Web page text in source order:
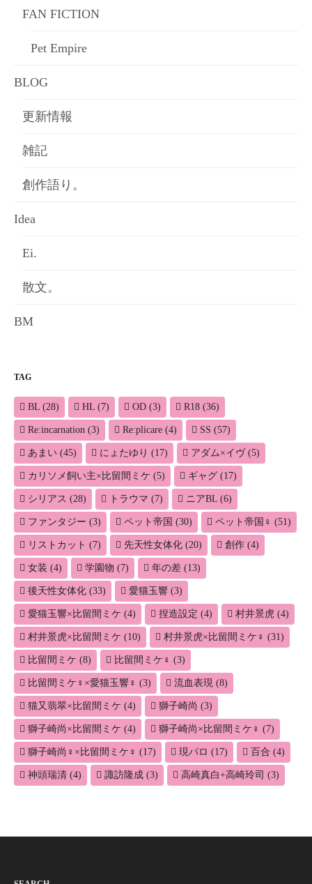
FAN FICTION
Pet Empire
BLOG
更新情報
雑記
創作語り。
Idea
Ei.
散文。
BM
TAG
BL (28) HL (7) OD (3) R18 (36)
Re:incarnation (3) Re:plicare (4) SS (57)
あまい (45) にょたゆり (17) アダム×イヴ(5)
カリソメ飼い主×比留間ミケ (5) ギャグ (17)
シリアス (28) トラウマ (7) ニアBL (6)
ファンタジー (3) ペット帝国 (30) ペット帝国♀ (51)
リストカット (7) 先天性女体化 (20) 創作 (4)
女装 (4) 学園物 (7) 年の差 (13)
後天性女体化 (33) 愛猫玉響 (3)
愛猫玉響×比留間ミケ (4) 捏造設定 (4) 村井景虎 (4)
村井景虎×比留間ミケ (10) 村井景虎×比留間ミケ♀ (31)
比留間ミケ (8) 比留間ミケ♀ (3)
比留間ミケ♀×愛猫玉響♀ (3) 流血表現 (8)
猫又翡翠×比留間ミケ (4) 獅子崎尚 (3)
獅子崎尚×比留間ミケ (4) 獅子崎尚×比留間ミケ♀ (7)
獅子崎尚♀×比留間ミケ♀ (17) 現パロ (17) 百合 (4)
神頭瑞清 (4) 諏訪隆成 (3) 高崎真白+高崎玲司 (3)